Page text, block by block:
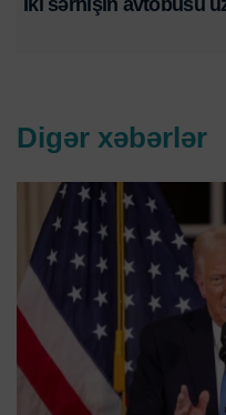
Digər xəbərlər